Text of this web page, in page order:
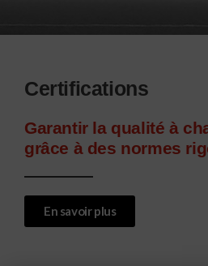
Certifications
Garantir la qualité à
grâce à des normes
En savoir plus